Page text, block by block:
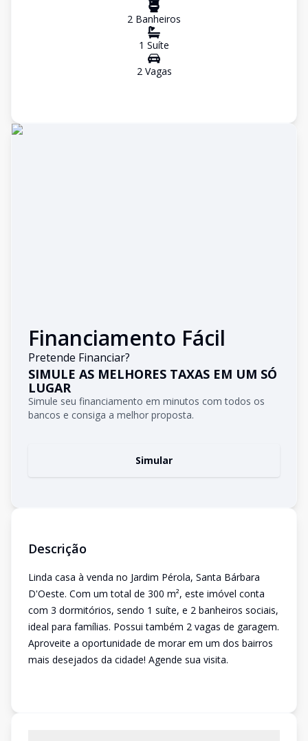
2 Banheiros
1 Suíte
2Vagas
Financiamento Fácil
Pretende Financiar?
SIMULE AS MELHORES TAXAS EM UM SÓ
LUGAR
Simule seu financiamento em minutos com todos os
bancos e consiga a melhor proposta.
Simular
Descrição
Linda casa à venda no Jardim Pérola, Santa Bárbara
D'Oeste. Com um total de 300 m², este imóvel conta
com 3 dormitórios, sendo 1 suíte, e 2 banheiros sociais,
ideal para famílias. Possui também 2 vagas de garagem.
Aproveite a oportunidade de morar em um dos bairros
mais desejados da cidade! Agende sua visita.